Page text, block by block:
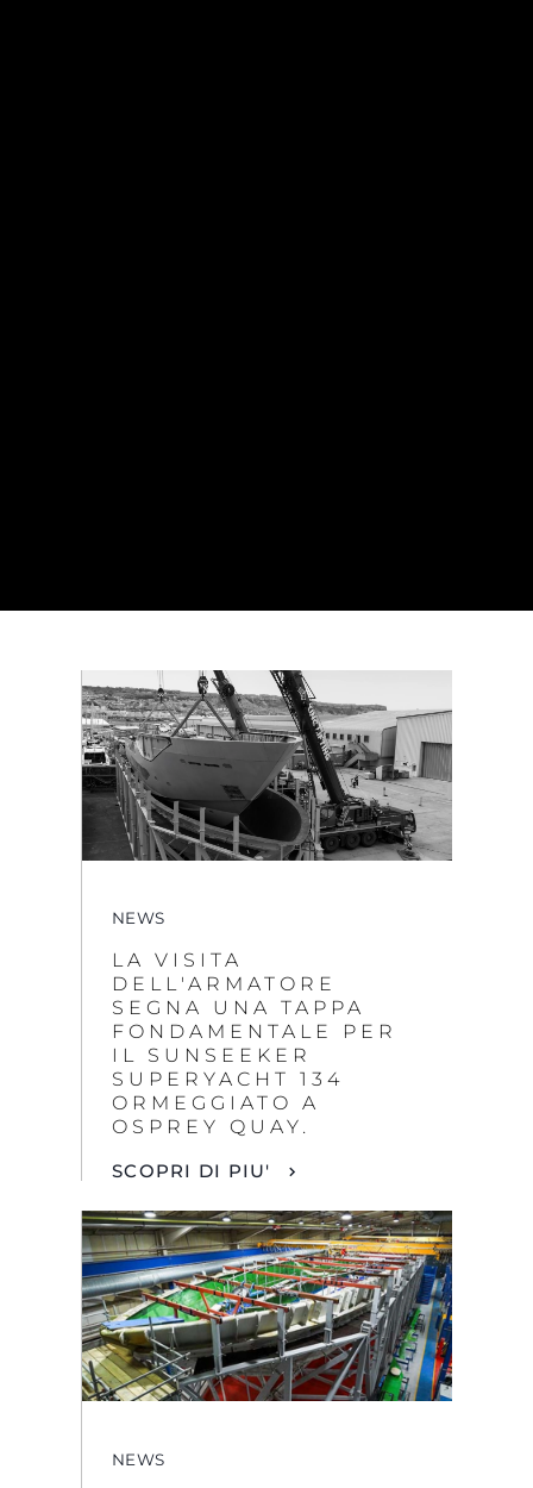
NEWS
LA VISITA
DELL'ARMATORE
SEGNA UNA TAPPA
FONDAMENTALE PER
IL SUNSEEKER
SUPERYACHT 134
ORMEGGIATO A
OSPREY QUAY.
SCOPRI DI PIU'
NEWS